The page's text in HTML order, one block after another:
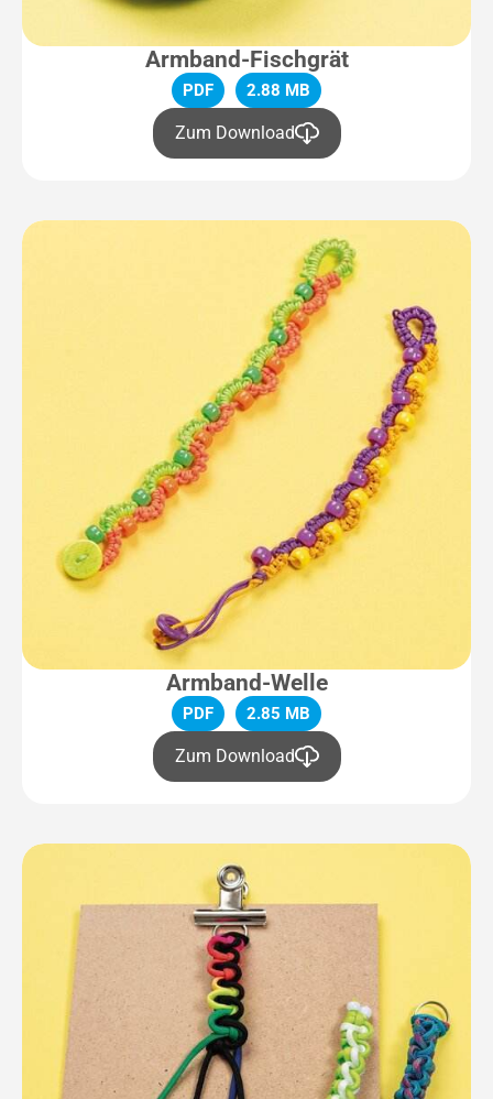
Armband-Fischgrät
PDF 2.88 MB
Zum Download
Armband-Welle
PDF 2.85 MB
Zum Download